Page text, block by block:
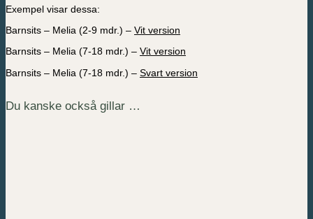
Exempel visar dessa:
Barnsits – Melia (2-9 mdr.) – Vit version
Barnsits – Melia (7-18 mdr.) – Vit version
Barnsits – Melia (7-18 mdr.) – Svart version
Du kanske också gillar …